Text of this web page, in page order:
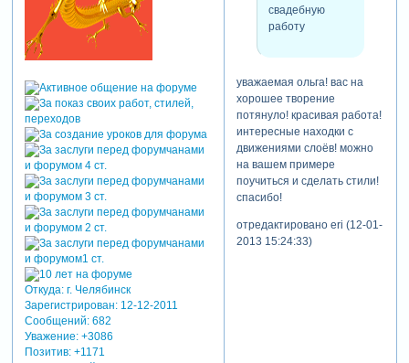
теги: свадебный
Откуда:г. Челябинск
Зарегистрирован: 12-12-2011
Сообщений:682
Уважение: +3086
Позитив: +1171
свадебную
работу
уважаемая ольга! вас на
хорошее творение
потянуло! красивая работа!
интересные находки с
движениями слоёв! можно
на вашем примере
поучиться и сделать стили!
спасибо!
отредактировано eri (12-01-
2013 15:24:33)